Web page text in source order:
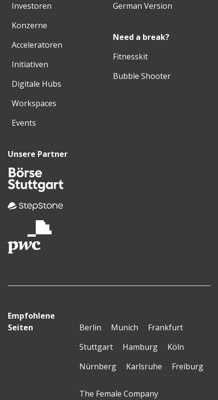
Investoren
Konzerne
Acceleratoren
Initiativen
Digitale Hubs
Workspaces
Events
German Version
Need a break?
Fitnesskit
Bubble Shooter
Unsere Partner
Empfohlene
Seiten
Berlin Munich
Frankfurt
Stuttgart
Hamburg
Köln
Nürnberg
Karlsruhe Freiburg
The Female Company